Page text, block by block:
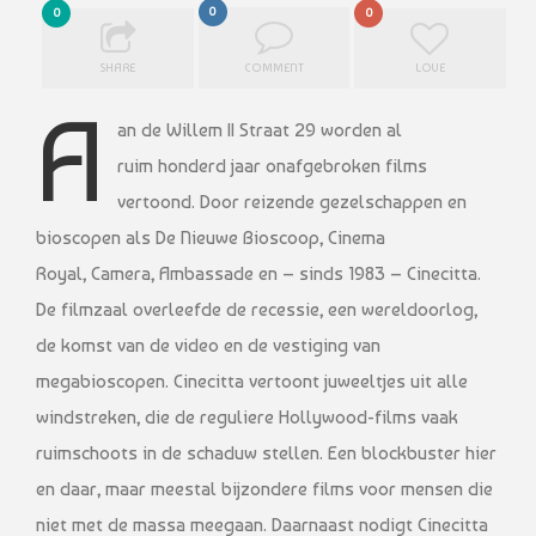
0
SHARE
0
COMMENT
0
LOVE
A
an de Willem II Straat 29 worden al
ruim honderd jaar onafgebroken films
vertoond. Door reizende gezelschappen en
bioscopen als De Nieuwe Bioscoop, Cinema
Royal, Camera, Ambassade en – sinds 1983 – Cinecitta.
De filmzaal overleefde de recessie, een wereldoorlog,
de komst van de video en de vestiging van
megabioscopen. Cinecitta vertoont juweeltjes uit alle
windstreken, die de reguliere Hollywood-films vaak
ruimschoots in de schaduw stellen. Een blockbuster hier
en daar, maar meestal bijzondere films voor mensen die
niet met de massa meegaan. Daarnaast nodigt Cinecitta